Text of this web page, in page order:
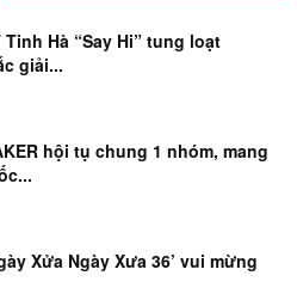
Tinh Hà “Say Hi” tung loạt
giải...
hội tụ chung 1 nhóm, mang
Xửa Ngày Xưa 36’ vui mừng